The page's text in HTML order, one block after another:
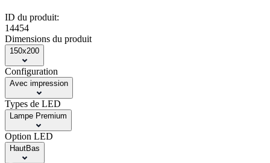
ID du produit:
14454
Dimensions du produit
150x200
Configuration
Avec impression
Types de LED
Lampe Premium
Option LED
HautBas